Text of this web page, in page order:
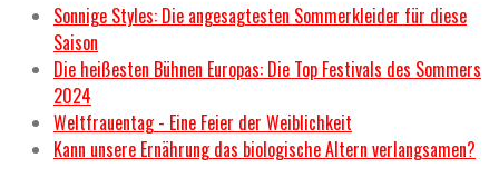
Sonnige Styles: Die angesagtesten Sommerkleider für diese
Saison
Die heißesten Bühnen Europas: Die Top Festivals des Sommers
2024
Weltfrauentag - Eine Feier der Weiblichkeit
Kann unsere Ernährung das biologische Altern verlangsamen?